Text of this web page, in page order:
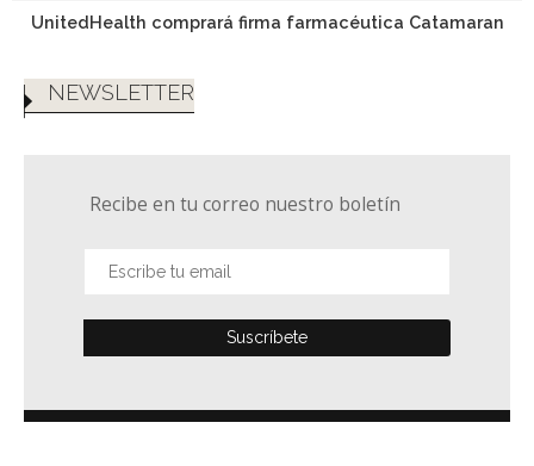
UnitedHealth comprará firma farmacéutica Catamaran
NEWSLETTER
Recibe en tu correo nuestro boletín